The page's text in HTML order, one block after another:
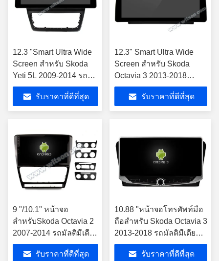
12.3 "Smart Ultra Wide
Screen สำหรับ Skoda
Yeti 5L 2009-2014 รถ
สเตอริโอ
รับราคาที่ดีที่สุด
12.3" Smart Ultra Wide
Screen สําหรับ Skoda
Octavia 3 2013-2018
เครื่องเล่นสเตียโร่รถยนต์
รับราคาที่ดีที่สุด
9 "/10.1" หน้าจอ
สำหรับSkoda Octavia 2
2007-2014 รถมัลติมีเดีย
สเตอริโอGPS CarPlay
Player
รับราคาที่ดีที่สุด
10.88 "หน้าจอโทรศัพท์มือ
ถือสำหรับ Skoda Octavia 3
2013-2018 รถมัลติมีเดีย
สเตอริโอ
รับราคาที่ดีที่สุด